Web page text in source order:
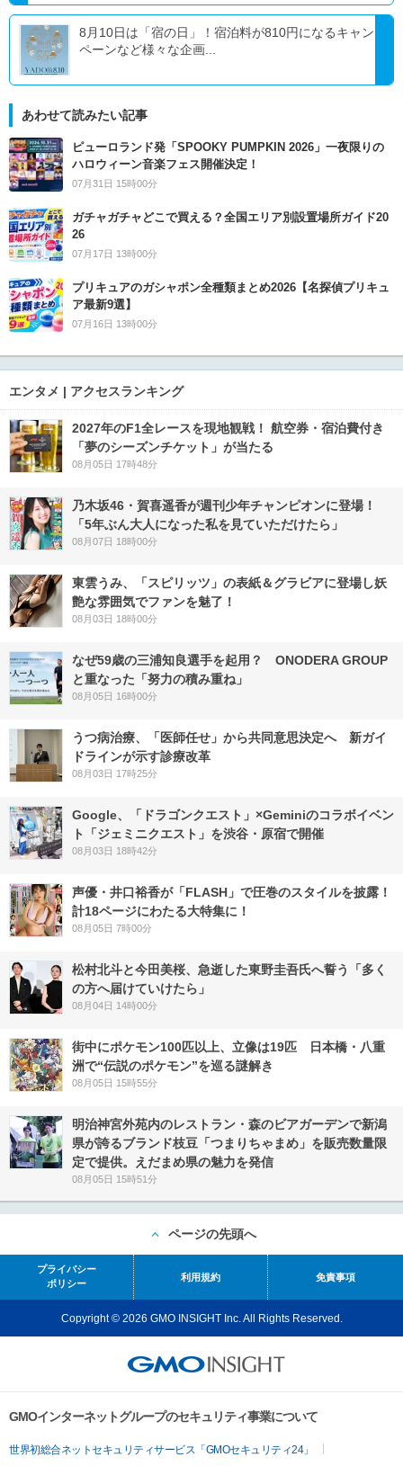
8月10日は「宿の日」！宿泊料が810円になるキャン
ペーンなど様々な企画...
あわせて読みたい記事
ピューロランド発「SPOOKY PUMPKIN 2026」一夜限りの
ハロウィーン音楽フェス開催決定！
07月31日 15時00分
ガチャガチャどこで買える？全国エリア別設置場所ガイド20
26
07月17日 13時00分
プリキュアのガシャポン全種類まとめ2026【名探偵プリキュ
ア最新9選】
07月16日 13時00分
エンタメ | アクセスランキング
2027年のF1全レースを現地観戦！ 航空券・宿泊費付き
「夢のシーズンチケット」が当たる
08月05日 17時48分
乃木坂46・賀喜遥香が週刊少年チャンピオンに登場！
「5年ぶん大人になった私を見ていただけたら」
08月07日 18時00分
東雲うみ、「スピリッツ」の表紙＆グラビアに登場し妖
艶な雰囲気でファンを魅了！
08月03日 18時00分
なぜ59歳の三浦知良選手を起用？ ONODERA GROUP
と重なった「努力の積み重ね」
08月05日 16時00分
うつ病治療、「医師任せ」から共同意思決定へ 新ガイ
ドラインが示す診療改革
08月03日 17時25分
Google、「ドラゴンクエスト」×Geminiのコラボイベン
ト「ジェミニクエスト」を渋谷・原宿で開催
08月03日 18時42分
声優・井口裕香が「FLASH」で圧巻のスタイルを披露！
計18ページにわたる大特集に！
08月05日 7時00分
松村北斗と今田美桜、急逝した東野圭吾氏へ誓う「多く
の方へ届けていけたら」
08月04日 14時00分
街中にポケモン100匹以上、立像は19匹 日本橋・八重
洲で“伝説のポケモン”を巡る謎解き
08月05日 15時55分
明治神宮外苑内のレストラン・森のビアガーデンで新潟
県が誇るブランド枝豆「つまりちゃまめ」を販売数量限
定で提供。えだまめ県の魅力を発信
08月05日 15時51分
ページの先頭へ
プライバシー
ポリシー
利用規約 免責事項
Copyright © 2026 GMO INSIGHT Inc. All Rights Reserved.
GMOインターネットグループのセキュリティ事業について
世界初総合ネットセキュリティサービス「GMOセキュリティ24」